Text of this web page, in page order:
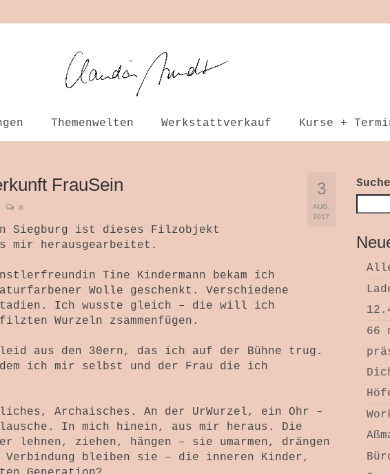
Themenwelten Werkstattverkauf Kurse +
3
AUG.
2017
FrauSein
0
Siegburg ist dieses Filzobjekt
mir herausgearbeitet.
Tine Kindermann bekam ich
Wolle geschenkt. Verschiedene
Ich wusste gleich – die will ich
Wurzeln zsammenfügen.
aus den 30ern, das ich auf der Bühne trug.
ich mir selbst und der Frau die ich
Archaisches. An der UrWurzel, ein Ohr –
lausche. In mich hinein, aus mir heraus. Die
ziehen, hängen – sie umarmen, drängen
Verbindung bleiben sie – die inneren Kinder,
66